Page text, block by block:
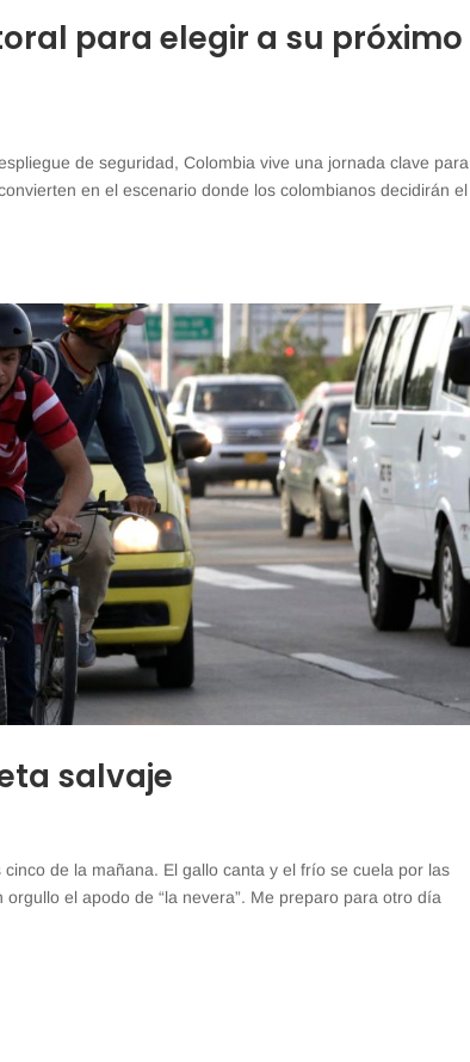
para elegir a su próximo
de seguridad, Colombia vive una jornada clave para
en el escenario donde los colombianos decidirán el
salvaje
de la mañana. El gallo canta y el frío se cuela por las
el apodo de “la nevera”. Me preparo para otro día